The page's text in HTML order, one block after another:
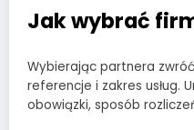
Jak wybrać
Wybierając partnera
referencje i zakres usług.
obowiązki, sposób